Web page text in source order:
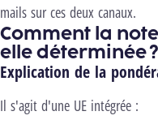
mails sur ces deux canaux.
Comment la
elle déterminée ?
Explication de la
Il s'agit d'une UE intégrée :